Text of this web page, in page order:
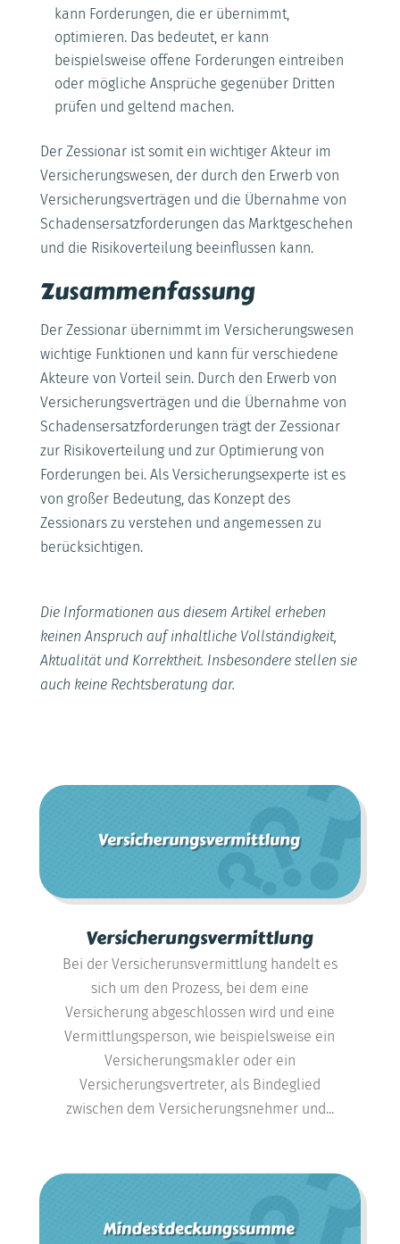
kann Forderungen, die er übernimmt,
optimieren. Das bedeutet, er kann
beispielsweise offene Forderungen eintreiben
oder mögliche Ansprüche gegenüber Dritten
prüfen und geltend machen.
Der Zessionar ist somit ein wichtiger Akteur im
Versicherungswesen, der durch den Erwerb von
Versicherungsverträgen und die Übernahme von
Schadensersatzforderungen das Marktgeschehen
und die Risikoverteilung beeinflussen kann.
Zusammenfassung
Der Zessionar übernimmt im Versicherungswesen
wichtige Funktionen und kann für verschiedene
Akteure von Vorteil sein. Durch den Erwerb von
Versicherungsverträgen und die Übernahme von
Schadensersatzforderungen trägt der Zessionar
zur Risikoverteilung und zur Optimierung von
Forderungen bei. Als Versicherungsexperte ist es
von großer Bedeutung, das Konzept des
Zessionars zu verstehen und angemessen zu
berücksichtigen.
Die Informationen aus diesem Artikel erheben
keinen Anspruch auf inhaltliche Vollständigkeit,
Aktualität und Korrektheit. Insbesondere stellen sie
auch keine Rechtsberatung dar.
Versicherungsvermittlung
Bei der Versicherunsvermittlung handelt es
sich um den Prozess, bei dem eine
Versicherung abgeschlossen wird und eine
Vermittlungsperson, wie beispielsweise ein
Versicherungsmakler oder ein
Versicherungsvertreter, als Bindeglied
zwischen dem Versicherungsnehmer und...